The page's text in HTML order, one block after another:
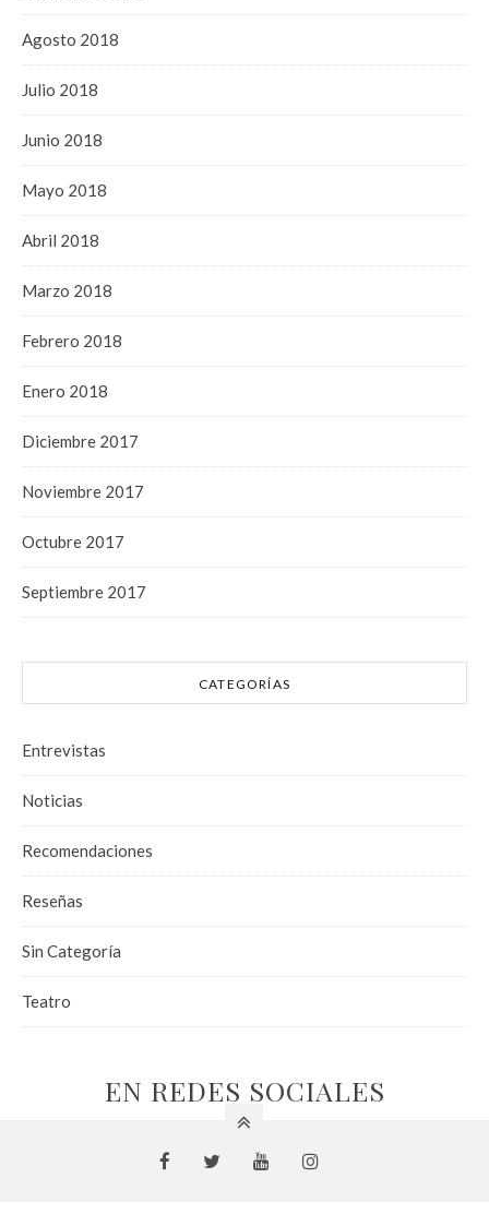
Agosto 2018
Julio 2018
Junio 2018
Mayo 2018
Abril 2018
Marzo 2018
Febrero 2018
Enero 2018
Diciembre 2017
Noviembre 2017
Octubre 2017
Septiembre 2017
CATEGORÍAS
Entrevistas
Noticias
Recomendaciones
Reseñas
Sin Categoría
Teatro
EN REDES SOCIALES